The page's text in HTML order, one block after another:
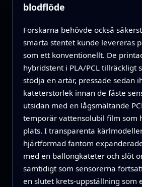
blodflöde
Forskarna behövde också
smarta stentet kunde levereras
som ett konventionellt. De
hybridstent i PLA/PCL tillräckligt
stödja en artär, pressade sedan
kateterstorlek innan de fäste
utsidan med en lågsmältande
temporär vattensolubil film som
plats. I transparenta
hjärtformad fantom
med en ballongkateter och slöt
samtidigt som sensorerna
en slutet krets-uppställning som